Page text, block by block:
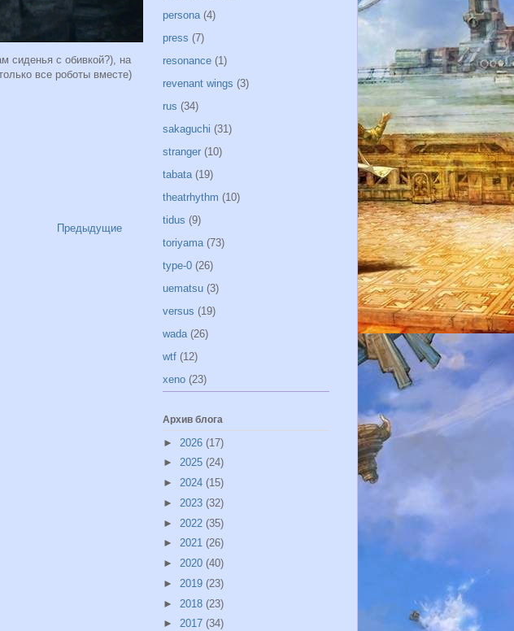
сиденья с обивкой?), на
все роботы вместе)
Предыдущие
persona (4)
press (7)
resonance (1)
revenant wings (3)
rus (34)
sakaguchi (31)
stranger (10)
tabata (19)
theatrhythm (10)
tidus (9)
toriyama (73)
type-0 (26)
uematsu (3)
versus (19)
wada (26)
wtf (12)
xeno (23)
Архив блога
► 2026 (17)
► 2025 (24)
► 2024 (15)
► 2023 (32)
► 2022 (35)
► 2021 (26)
► 2020 (40)
► 2019 (23)
► 2018 (23)
► 2017 (34)